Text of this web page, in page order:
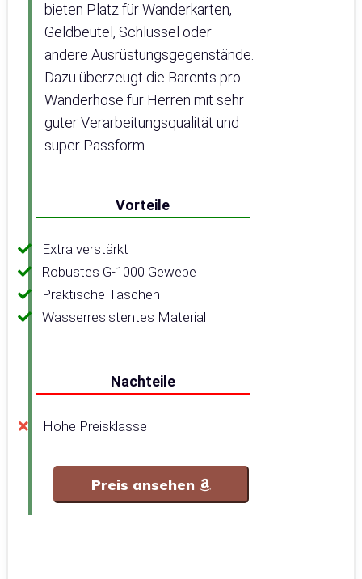
bieten Platz für Wanderkarten,
Geldbeutel, Schlüssel oder
andere Ausrüstungsgegenstände.
Dazu überzeugt die Barents pro
Wanderhose für Herren mit sehr
guter Verarbeitungsqualität und
super Passform.
Vorteile
Extra verstärkt
Robustes G-1000 Gewebe
Praktische Taschen
Wasserresistentes Material
Nachteile
Hohe Preisklasse
Preis ansehen